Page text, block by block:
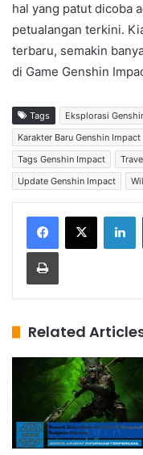
hal yang patut dicoba
petualangan terkini.
terbaru, semakin
di Game Genshin
Tags Eksplorasi
Karakter Baru Genshin Impact
Tags Genshin Impact
Update Genshin Impact
Related